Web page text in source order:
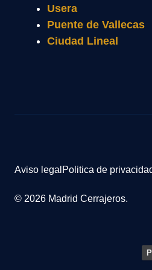
Usera
Puente de Vallecas
Ciudad Lineal
© 2026 Madrid Cerrajeros.
Aviso legal Politica de